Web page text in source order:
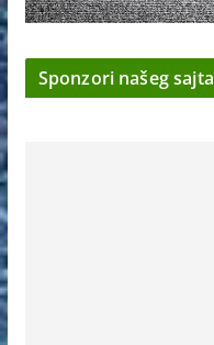
Sponzori našeg sajta